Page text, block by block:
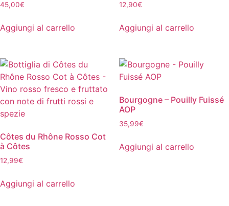
45,00€
Aggiungi al carrello
12,90€
Aggiungi al carrello
Côtes du Rhône Rosso Cot
à Côtes
12,99€
Aggiungi al carrello
Bourgogne – Pouilly Fuissé
AOP
35,99€
Aggiungi al carrello